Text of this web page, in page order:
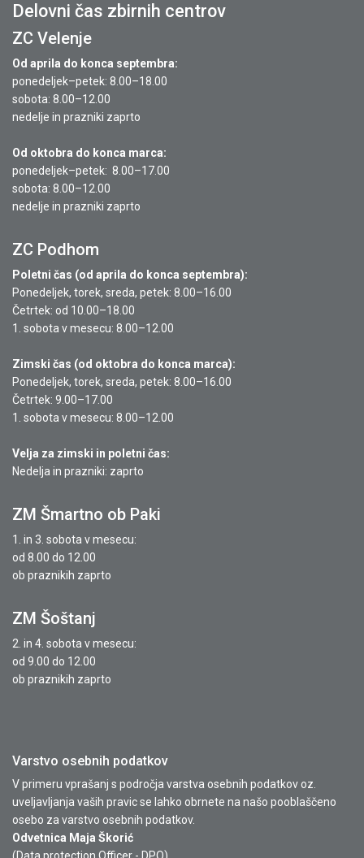
Delovni čas zbirnih centrov
ZC Velenje
Od aprila do konca septembra:
ponedeljek–petek: 8.00–18.00
sobota: 8.00–12.00
nedelje in prazniki zaprto
Od oktobra do konca marca:
ponedeljek–petek: 8.00–17.00
sobota: 8.00–12.00
nedelje in prazniki zaprto
ZC Podhom
Poletni čas (od aprila do konca septembra):
Ponedeljek, torek, sreda, petek: 8.00–16.00
Četrtek: od 10.00–18.00
1. sobota v mesecu: 8.00–12.00
Zimski čas (od oktobra do konca marca):
Ponedeljek, torek, sreda, petek: 8.00–16.00
Četrtek: 9.00–17.00
1. sobota v mesecu: 8.00–12.00
Velja za zimski in poletni čas:
Nedelja in prazniki: zaprto
ZM Šmartno ob Paki
1. in 3. sobota v mesecu:
od 8.00 do 12.00
ob praznikih zaprto
ZM Šoštanj
2. in 4. sobota v mesecu:
od 9.00 do 12.00
ob praznikih zaprto
Varstvo osebnih podatkov
V primeru vprašanj s področja varstva osebnih podatkov oz.
uveljavljanja vaših pravic se lahko obrnete na našo pooblaščeno
osebo za varstvo osebnih podatkov.
Odvetnica Maja Škorić